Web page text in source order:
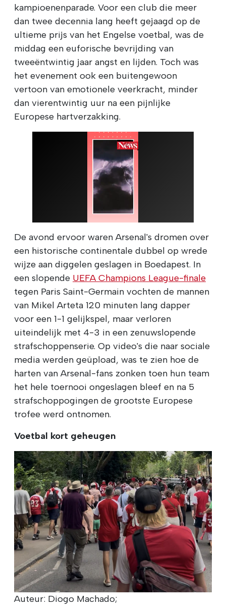
kampioenenparade. Voor een club die meer
dan twee decennia lang heeft gejaagd op de
ultieme prijs van het Engelse voetbal, was de
middag een euforische bevrijding van
tweeëntwintig jaar angst en lijden. Toch was
het evenement ook een buitengewoon
vertoon van emotionele veerkracht, minder
dan vierentwintig uur na een pijnlijke
Europese hartverzakking.
De avond ervoor waren Arsenal's dromen over
een historische continentale dubbel op wrede
wijze aan diggelen geslagen in Boedapest. In
een slopende UEFA Champions League-finale
tegen Paris Saint-Germain vochten de mannen
van Mikel Arteta 120 minuten lang dapper
voor een 1-1 gelijkspel, maar verloren
uiteindelijk met 4-3 in een zenuwslopende
strafschoppenserie. Op video's die naar sociale
media werden geüpload, was te zien hoe de
harten van Arsenal-fans zonken toen hun team
het hele toernooi ongeslagen bleef en na 5
strafschoppogingen de grootste Europese
trofee werd ontnomen.
Voetbal kort geheugen
Auteur: Diogo Machado;